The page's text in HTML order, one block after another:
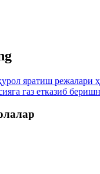
яратиш режалари
газ етказиб